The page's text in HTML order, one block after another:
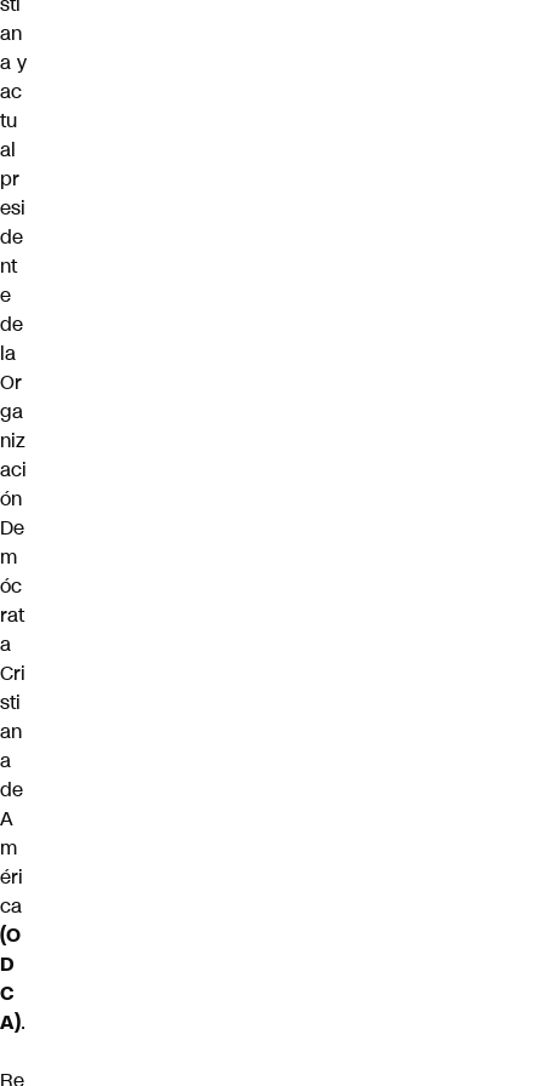
an
a y
ac
tu
al
pr
esi
de
nt
e
de
la
Or
ga
niz
aci
ón
De
m
óc
rat
a
Cri
sti
an
a
de
A
m
éri
ca
(O
D
C
A).
Re